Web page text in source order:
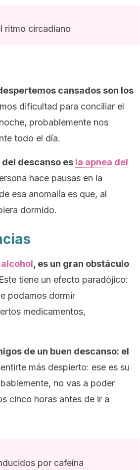
ritmo circadiano
cansados son los
dificultad para conciliar el
probablemente nos
todo el día.
descanso es la apnea del
hace pausas en la
esa anomalía es que, al
dormido.
alcohol , es un gran obstáculo
Este tiene un efecto paradójico:
podamos dormir
medicamentos,
de un buen descanso: el
más despierto: ese es su
no vas a poder
cinco horas antes de ir a
por cafeína